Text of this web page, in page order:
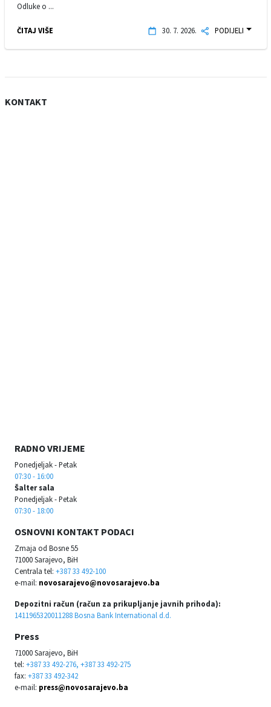
Odluke o ...
ČITAJ VIŠE 30. 7. 2026. PODIJELI
KONTAKT
RADNO VRIJEME
Ponedjeljak - Petak
07:30 - 16:00
Šalter sala
Ponedjeljak - Petak
07:30 - 18:00
OSNOVNI KONTAKT PODACI
Zmaja od Bosne 55
71000 Sarajevo, BiH
Centrala tel: +387 33 492-100
e-mail: novosarajevo@novosarajevo.ba
Depozitni račun (račun za prikupljanje javnih prihoda):
1411965320011288 Bosna Bank International d.d.
Press
71000 Sarajevo, BiH
tel: +387 33 492-276, +387 33 492-275
fax: +387 33 492-342
e-mail: press@novosarajevo.ba